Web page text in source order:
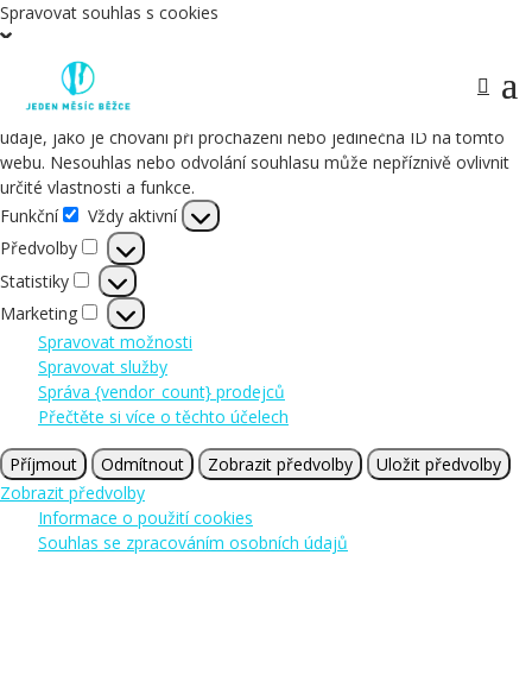
Spravovat souhlas s cookies
Abychom poskytli co nejlepší služby, používáme k ukládání a/nebo
přístupu k informacím o zařízení, technologie jako jsou soubory
cookies. Souhlas s těmito technologiemi nám umožní zpracovávat
údaje, jako je chování při procházení nebo jedinečná ID na tomto
webu. Nesouhlas nebo odvolání souhlasu může nepříznivě ovlivnit
určité vlastnosti a funkce.
Funkční
Funkční
Vždy aktivní
Předvolby
Předvolby
Statistiky
Statistiky
Marketing
Marketing
Spravovat možnosti
Spravovat služby
Správa {vendor_count} prodejců
Přečtěte si více o těchto účelech
Příjmout Odmítnout Zobrazit předvolby
Uložit předvolby
Zobrazit předvolby
Informace o použití cookies
Souhlas se zpracováním osobních údajů